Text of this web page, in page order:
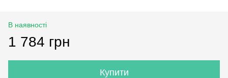
В наявності
1 784 грн
Купити